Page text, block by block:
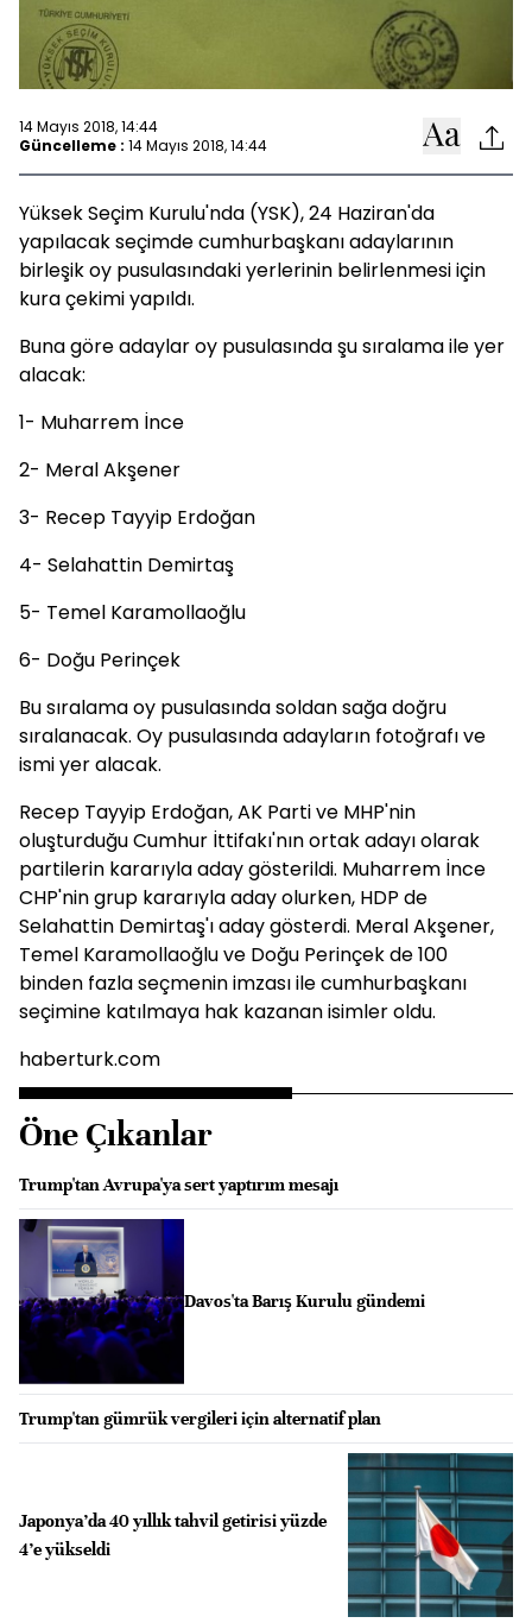
14 Mayıs 2018, 14:44
Güncelleme : 14 Mayıs 2018, 14:44
Yüksek Seçim Kurulu'nda (YSK), 24 Haziran'da
yapılacak seçimde cumhurbaşkanı adaylarının
birleşik oy pusulasındaki yerlerinin belirlenmesi için
kura çekimi yapıldı.
Buna göre adaylar oy pusulasında şu sıralama ile yer
alacak:
1- Muharrem İnce
2- Meral Akşener
3- Recep Tayyip Erdoğan
4- Selahattin Demirtaş
5- Temel Karamollaoğlu
6- Doğu Perinçek
Bu sıralama oy pusulasında soldan sağa doğru
sıralanacak. Oy pusulasında adayların fotoğrafı ve
ismi yer alacak.
Recep Tayyip Erdoğan, AK Parti ve MHP'nin
oluşturduğu Cumhur İttifakı'nın ortak adayı olarak
partilerin kararıyla aday gösterildi. Muharrem İnce
CHP'nin grup kararıyla aday olurken, HDP de
Selahattin Demirtaş'ı aday gösterdi. Meral Akşener,
Temel Karamollaoğlu ve Doğu Perinçek de 100
binden fazla seçmenin imzası ile cumhurbaşkanı
seçimine katılmaya hak kazanan isimler oldu.
haberturk.com
Öne Çıkanlar
Trump'tan Avrupa'ya sert yaptırım mesajı
Davos'ta Barış Kurulu gündemi
Trump'tan gümrük vergileri için alternatif plan
Japonya’da 40 yıllık tahvil getirisi yüzde
4’e yükseldi